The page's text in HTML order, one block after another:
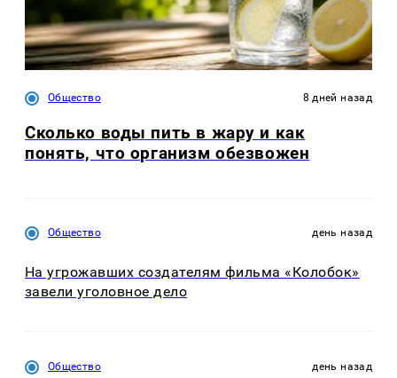
Общество 8 дней назад
Сколько воды пить в жару и как
понять, что организм обезвожен
Общество день назад
На угрожавших создателям фильма «Колобок»
завели уголовное дело
Общество день назад